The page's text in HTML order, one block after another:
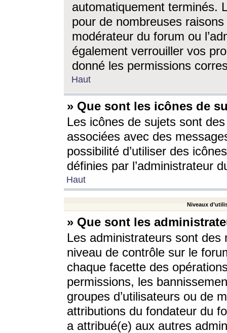
automatiquement terminés.
pour de nombreuses
modérateur du forum ou
également verrouiller vos
donné les permissions
Haut
» Que sont les icônes de
Les icônes de sujets sont
associées avec des
possibilité d’utiliser des
définies par l’administrateur
Haut
Niveaux
» Que sont les
Les administrateurs sont
niveau de contrôle sur le
chaque facette des
permissions, les
groupes d’utilisateurs ou de
attributions du fondateur du
a attribué(e) aux autres